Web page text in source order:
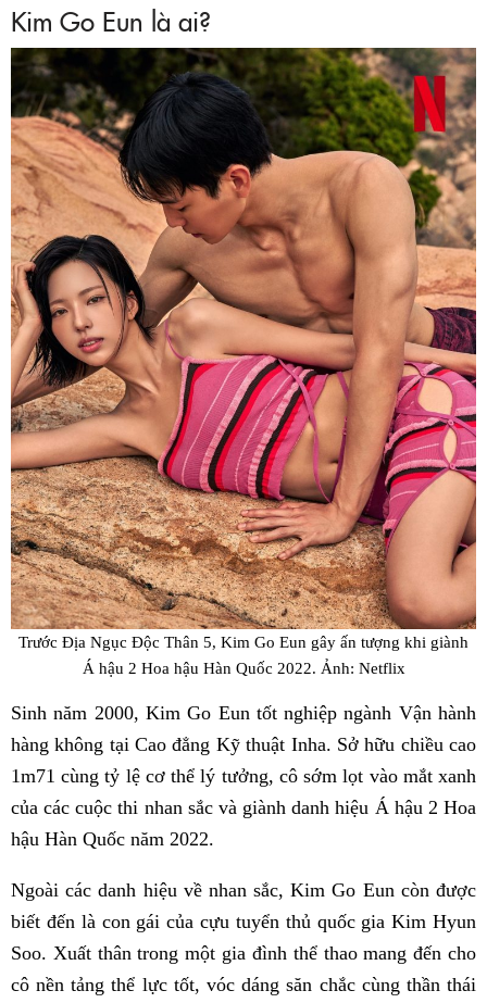
Kim Go Eun là ai?
Trước Địa Ngục Độc Thân 5, Kim Go Eun gây ấn tượng khi giành
Á hậu 2 Hoa hậu Hàn Quốc 2022. Ảnh: Netflix
Sinh năm 2000, Kim Go Eun tốt nghiệp ngành Vận hành
hàng không tại Cao đẳng Kỹ thuật Inha. Sở hữu chiều cao
1m71 cùng tỷ lệ cơ thể lý tưởng, cô sớm lọt vào mắt xanh
của các cuộc thi nhan sắc và giành danh hiệu Á hậu 2 Hoa
hậu Hàn Quốc năm 2022.
Ngoài các danh hiệu về nhan sắc, Kim Go Eun còn được
biết đến là con gái của cựu tuyển thủ quốc gia Kim Hyun
Soo. Xuất thân trong một gia đình thể thao mang đến cho
cô nền tảng thể lực tốt, vóc dáng săn chắc cùng thần thái